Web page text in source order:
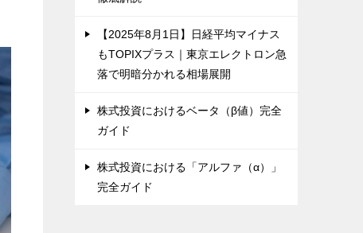
【2025年8月1日】日経平均マイナス
もTOPIXプラス｜東京エレクトロン急
落で明暗分かれる相場展開
株式投資におけるベータ（β値）完全
ガイド
株式投資における「アルファ（α）」
完全ガイド